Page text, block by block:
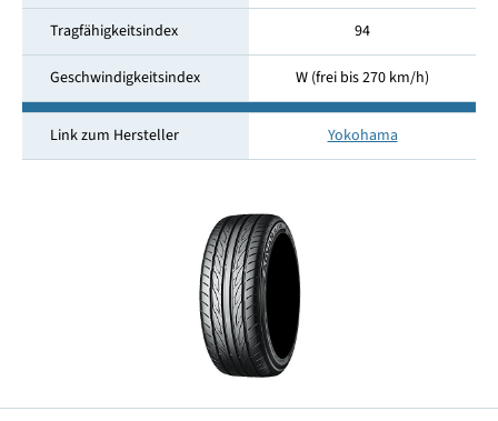
Tragfähigkeitsindex 94
Geschwindigkeitsindex W (frei bis 270 km/h)
Link zum Hersteller Yokohama